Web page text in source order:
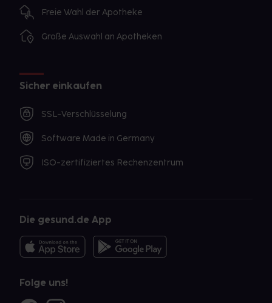
Freie Wahl der Apotheke
Große Auswahl an Apotheken
Sicher einkaufen
SSL-Verschlüsselung
Software Made in Germany
ISO-zertifiziertes Rechenzentrum
Die gesund.de App
Folge uns!